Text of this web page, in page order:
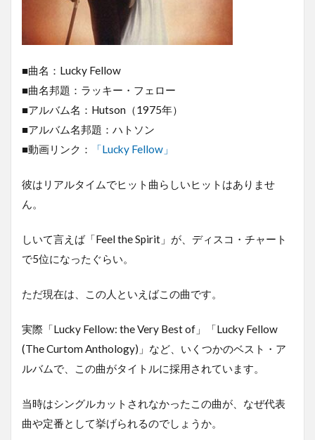
■曲名：Lucky Fellow
■曲名邦題：ラッキー・フェロー
■アルバム名：Hutson（1975年）
■アルバム名邦題：ハトソン
■動画リンク：
「Lucky Fellow」
彼はリアルタイムでヒット曲らしいヒットはありませ
ん。
しいて言えば「Feel the Spirit」が、ディスコ・チャート
で5位になったぐらい。
ただ現在は、この人といえばこの曲です。
実際「Lucky Fellow: the Very Best of」「Lucky Fellow
(The Curtom Anthology)」など、いくつかのベスト・ア
ルバムで、この曲がタイトルに採用されています。
当時はシングルカットされなかったこの曲が、なぜ代表
曲や定番として挙げられるのでしょうか。